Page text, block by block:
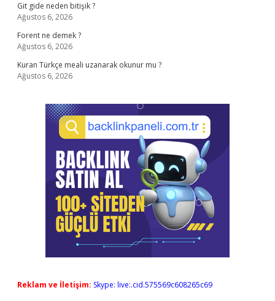
Git gide neden bitişik ?
Ağustos 6, 2026
Forent ne demek ?
Ağustos 6, 2026
Kuran Türkçe meali uzanarak okunur mu ?
Ağustos 6, 2026
Reklam ve İletişim: Skype: live:.cid.575569c608265c69